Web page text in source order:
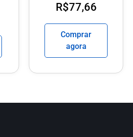
R$77,66
Comprar
agora